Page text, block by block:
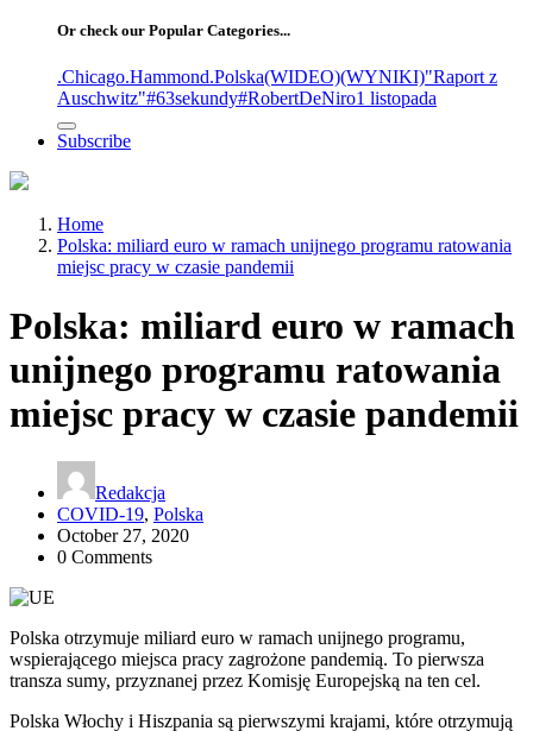
Or check our Popular Categories...
.Chicago.Hammond.Polska(WIDEO)(WYNIKI)"Raport z
Auschwitz"#63sekundy#RobertDeNiro1 listopada
Subscribe
Home
Polska: miliard euro w ramach unijnego programu ratowania
miejsc pracy w czasie pandemii
Polska: miliard euro w ramach
unijnego programu ratowania
miejsc pracy w czasie pandemii
Redakcja
COVID-19, Polska
October 27, 2020
0 Comments
Polska otrzymuje miliard euro w ramach unijnego programu,
wspierającego miejsca pracy zagrożone pandemią. To pierwsza
transza sumy, przyznanej przez Komisję Europejską na ten cel.
Polska Włochy i Hiszpania są pierwszymi krajami, które otrzymują